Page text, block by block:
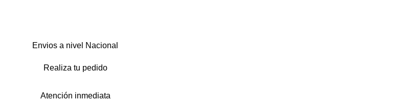
Envios a nivel Nacional
Realiza tu pedido
Atención inmediata